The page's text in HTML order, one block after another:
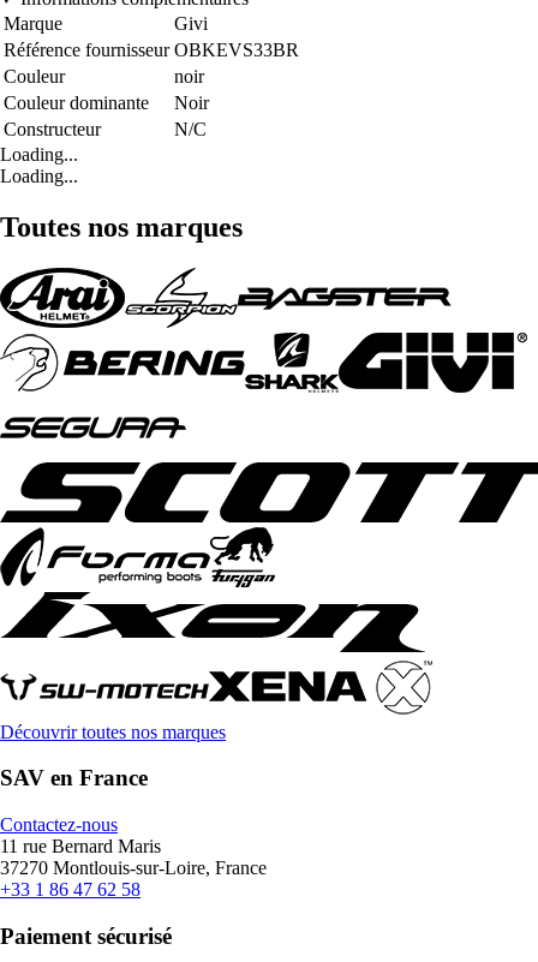
Marque
Givi
Référence fournisseur OBKEVS33BR
Couleur
noir
Couleur dominante
Noir
Constructeur
N/C
Loading...
Loading...
Toutes nos marques
Découvrir toutes nos marques
SAV en France
Contactez-nous
11 rue Bernard Maris
37270 Montlouis-sur-Loire, France
+33 1 86 47 62 58
Paiement sécurisé